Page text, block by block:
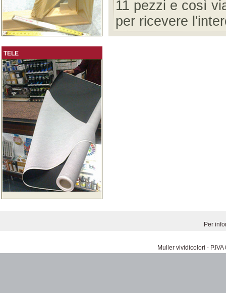
TELE
11 pezzi e così
per ricevere
Per
Muller vividicolori -